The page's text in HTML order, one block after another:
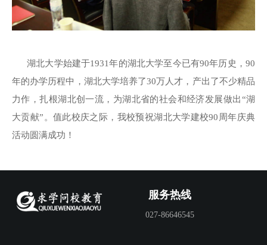
湖北大学始建于1931年的湖北大学至今已有90年历史，90
年的办学历程中，湖北大学培养了30万人才，产出了不少精品
力作，扎根湖北创一流，为湖北省的社会和经济发展做出“湖
大贡献”。值此校庆之际，我校预祝湖北大学建校90周年庆典
活动圆满成功！
服务热线
027-86646545